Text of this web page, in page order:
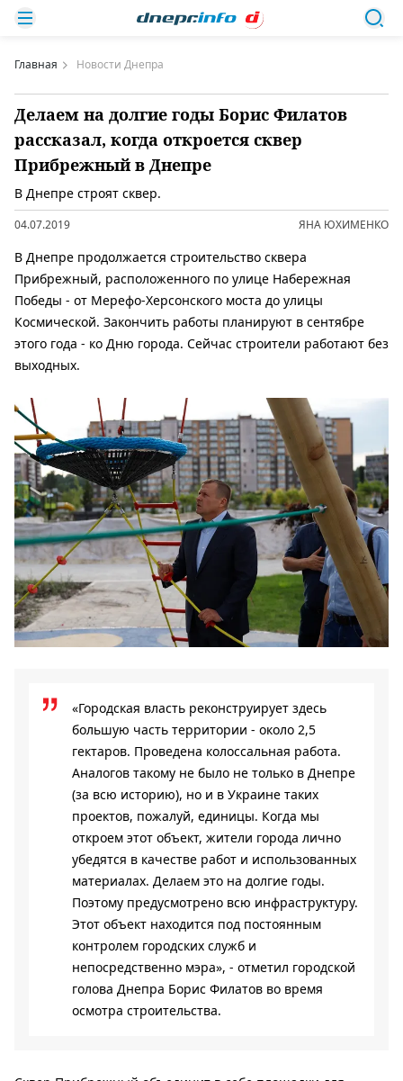
Главная Новости Днепра
Делаем на долгие годы Борис Филатов
рассказал, когда откроется сквер
Прибрежный в Днепре
В Днепре строят сквер.
04.07.2019 ЯНА ЮХИМЕНКО
В Днепре продолжается строительство сквера
Прибрежный, расположенного по улице Набережная
Победы - от Мерефо-Херсонского моста до улицы
Космической. Закончить работы планируют в сентябре
этого года - ко Дню города. Сейчас строители работают без
выходных.
«Городская власть реконструирует здесь
большую часть территории - около 2,5
гектаров. Проведена колоссальная работа.
Аналогов такому не было не только в Днепре
(за всю историю), но и в Украине таких
проектов, пожалуй, единицы. Когда мы
откроем этот объект, жители города лично
убедятся в качестве работ и использованных
материалах. Делаем это на долгие годы.
Поэтому предусмотрено всю инфраструктуру.
Этот объект находится под постоянным
контролем городских служб и
непосредственно мэра», - отметил городской
голова Днепра Борис Филатов во время
осмотра строительства.